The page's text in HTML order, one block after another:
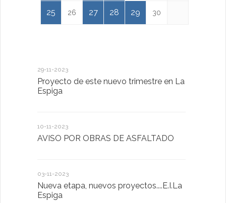
25 26 27 28 29 30
29-11-2023
Proyecto de este nuevo trimestre en La
Espiga
10-11-2023
AVISO POR OBRAS DE ASFALTADO
03-11-2023
Nueva etapa, nuevos proyectos....E.I.La
Espiga